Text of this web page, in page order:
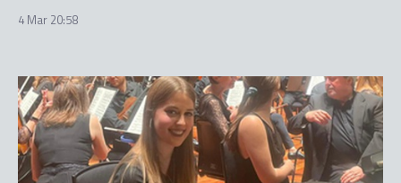
4 Mar 20:58